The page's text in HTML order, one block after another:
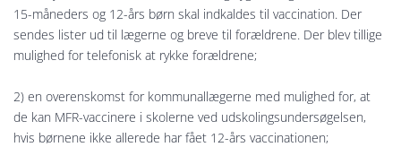
15-måneders og 12-års børn skal indkaldes til vaccination. Der
sendes lister ud til lægerne og breve til forældrene. Der blev tillige
mulighed for telefonisk at rykke forældrene;
2) en overenskomst for kommunallægerne med mulighed for, at
de kan MFR-vaccinere i skolerne ved udskolingsundersøgelsen,
hvis børnene ikke allerede har fået 12-års vaccinationen;